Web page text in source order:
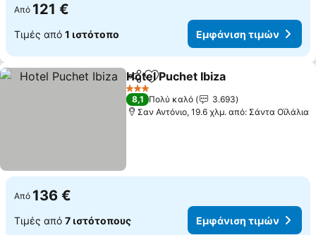
Από 121 €
Τιμές από 1 ιστότοπο Εμφάνιση τιμών
Κοινοποίηση
Προσθήκη στα αγαπημένα
Hotel Puchet Ibiza
3 Αστέρια
8,1 Πολύ καλό
3.693
Σαν Αντόνιο, 19.6 χλμ. από: Σάντα Οϊλάλια
Από 136 €
Τιμές από 7 ιστότοπους Εμφάνιση τιμών